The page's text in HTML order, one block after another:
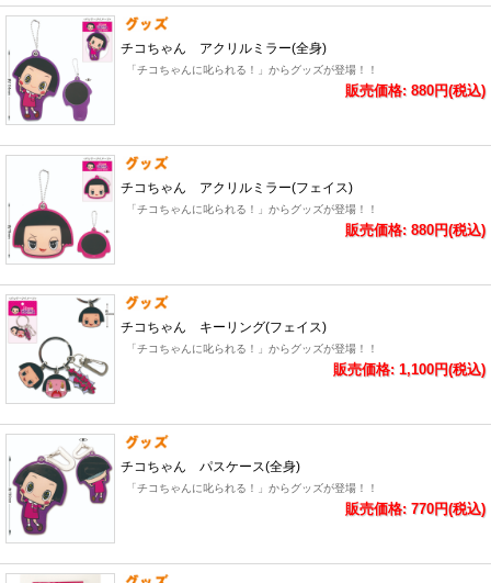
チコちゃん アクリルミラー(全身)
「チコちゃんに叱られる！」からグッズが登場！！
販売価格: 880円(税込)
チコちゃん アクリルミラー(フェイス)
「チコちゃんに叱られる！」からグッズが登場！！
販売価格: 880円(税込)
チコちゃん キーリング(フェイス)
「チコちゃんに叱られる！」からグッズが登場！！
販売価格: 1,100円(税込)
チコちゃん パスケース(全身)
「チコちゃんに叱られる！」からグッズが登場！！
販売価格: 770円(税込)